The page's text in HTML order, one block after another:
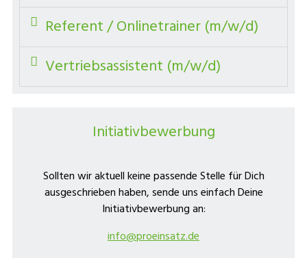
Referent / Onlinetrainer (m/w/d)
Vertriebsassistent (m/w/d)
Initiativbewerbung
Sollten wir aktuell keine passende Stelle für Dich
ausgeschrieben haben, sende uns einfach Deine
Initiativbewerbung an:
info@proeinsatz.de